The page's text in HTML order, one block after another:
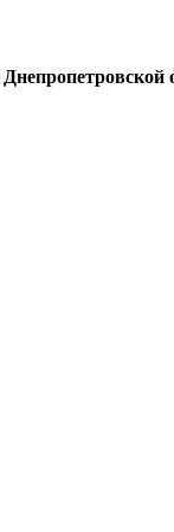
Днепропетровской